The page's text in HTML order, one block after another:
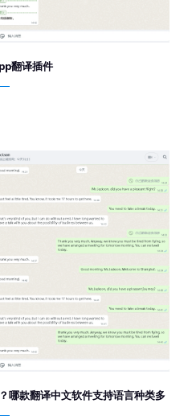
翻译插件
哪款翻译中文软件支持语言种类多